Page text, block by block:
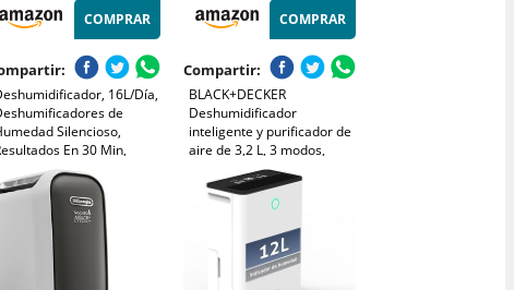
COMPRAR
16L/Día,
de
Silencioso,
En 30 Min,
Consumo De Energía
En Un
30%,Indicador De
Humedad,Descongelación
Automática,4 Modos,80m³
(Aprox. 32㎡)
COMPRAR
Compartir:
BLACK+DECKER
Deshumidificador
inteligente y purificador de
aire de 3,2 L, 3 modos,
silencioso, tanque de agua
de 3,2 L, temporizador de
48 horas, blanco,